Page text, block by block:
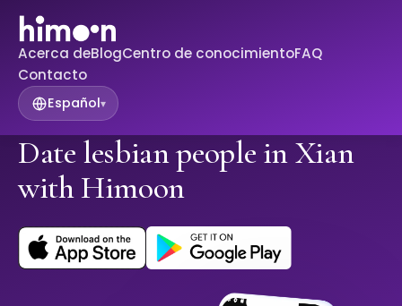
Acerca deBlogCentro de conocimientoFAQ
Contacto
Español▾
Date lesbian people in Xian
with Himoon